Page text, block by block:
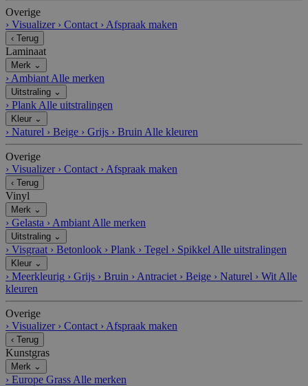
Overige
› Visualizer › Contact › Afspraak maken
‹ Terug
Laminaat
Merk ⌄
› Ambiant Alle merken
Uitstraling ⌄
› Plank Alle uitstralingen
Kleur ⌄
› Naturel › Beige › Grijs › Bruin Alle kleuren
Overige
› Visualizer › Contact › Afspraak maken
‹ Terug
Vinyl
Merk ⌄
› Gelasta › Ambiant Alle merken
Uitstraling ⌄
› Visgraat › Betonlook › Plank › Tegel › Spikkel Alle uitstralingen
Kleur ⌄
› Meerkleurig › Grijs › Bruin › Antraciet › Beige › Naturel › Wit Alle
kleuren
Overige
› Visualizer › Contact › Afspraak maken
‹ Terug
Kunstgras
Merk ⌄
› Europe Grass Alle merken